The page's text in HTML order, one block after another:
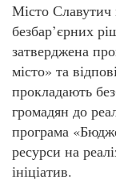
Місто
безбар’єрних
затверджена
місто» та
прокладають
громадян до
програма
ресурси на
ініціатив.